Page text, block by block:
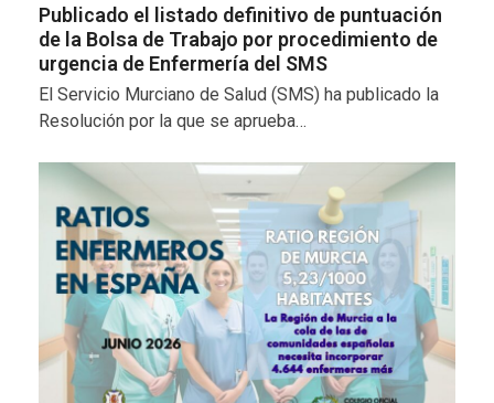
Publicado el listado definitivo de puntuación
de la Bolsa de Trabajo por procedimiento de
urgencia de Enfermería del SMS
El Servicio Murciano de Salud (SMS) ha publicado la
Resolución por la que se aprueba…